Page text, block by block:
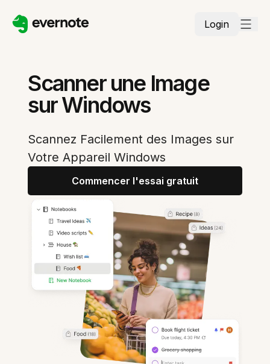
Login
Scanner une Image
sur Windows
Scannez Facilement des Images sur
Votre Appareil Windows
Commencer l'essai gratuit